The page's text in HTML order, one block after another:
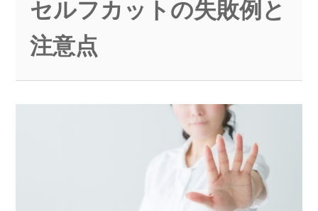
セルフカットの失敗例と
注意点